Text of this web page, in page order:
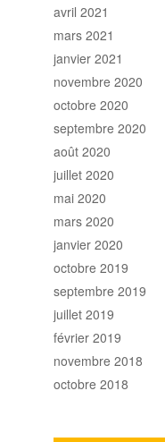
avril 2021
mars 2021
janvier 2021
novembre 2020
octobre 2020
septembre 2020
août 2020
juillet 2020
mai 2020
mars 2020
janvier 2020
octobre 2019
septembre 2019
juillet 2019
février 2019
novembre 2018
octobre 2018